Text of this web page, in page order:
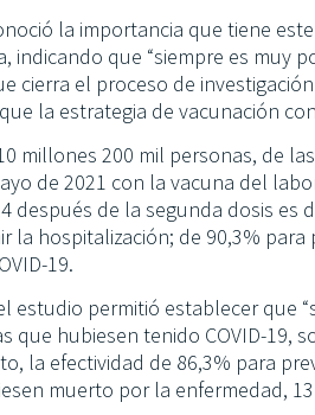
la importancia que tiene
indicando que “siempre es muy
cierra el proceso de
la estrategia de vacunación
millones 200 mil personas, de
de 2021 con la vacuna del
después de la segunda dosis es
la hospitalización; de 90,3%
19.
estudio permitió establecer que
que hubiesen tenido COVID-19,
la efectividad de 86,3% para
muerto por la enfermedad,